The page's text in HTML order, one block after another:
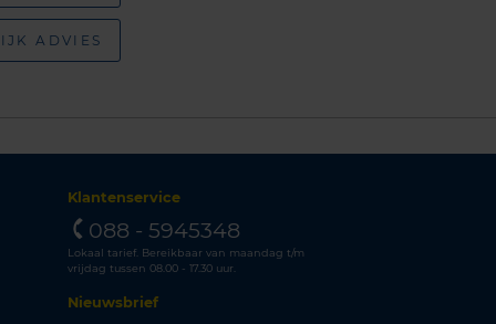
ADVIES
Klantenservice
088 - 5945348
Lokaal tarief. Bereikbaar van maandag t/m
vrijdag tussen 08.00 - 17.30 uur.
Nieuwsbrief